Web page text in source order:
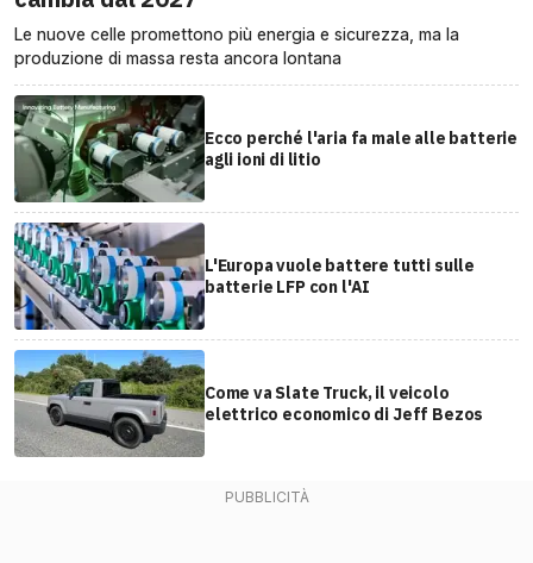
Le nuove celle promettono più energia e sicurezza, ma la
produzione di massa resta ancora lontana
Ecco perché l'aria fa male alle batterie
agli ioni di litio
L'Europa vuole battere tutti sulle
batterie LFP con l'AI
Come va Slate Truck, il veicolo
elettrico economico di Jeff Bezos